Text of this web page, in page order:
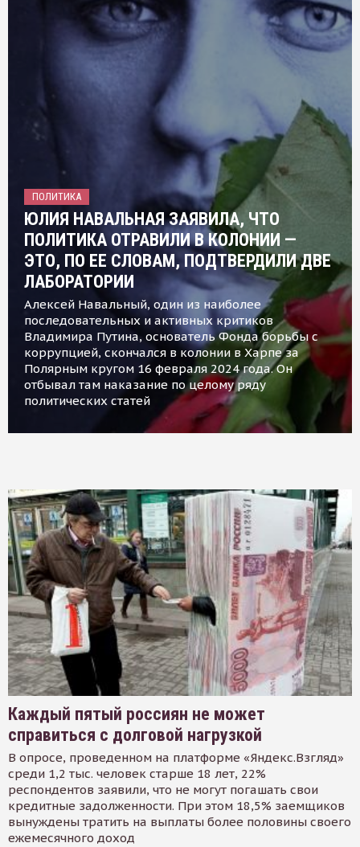
ПОЛИТИКА
ЮЛИЯ НАВАЛЬНАЯ ЗАЯВИЛА, ЧТО
ПОЛИТИКА ОТРАВИЛИ В КОЛОНИИ —
ЭТО, ПО ЕЕ СЛОВАМ, ПОДТВЕРДИЛИ ДВЕ
ЛАБОРАТОРИИ
Алексей Навальный, один из наиболее
последовательных и активных критиков
Владимира Путина, основатель Фонда борьбы с
коррупцией, скончался в колонии в Харпе за
Полярным кругом 16 февраля 2024 года. Он
отбывал там наказание по целому ряду
политических статей
Каждый пятый россиян не может
справиться с долговой нагрузкой
В опросе, проведенном на платформе «Яндекс.Взгляд»
среди 1,2 тыс. человек старше 18 лет, 22%
респондентов заявили, что не могут погашать свои
кредитные задолженности. При этом 18,5% заемщиков
вынуждены тратить на выплаты более половины своего
ежемесячного доход